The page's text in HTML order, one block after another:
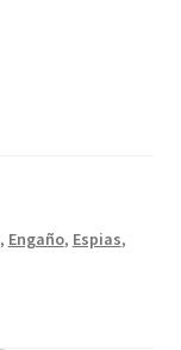
, Engaño, Espias,